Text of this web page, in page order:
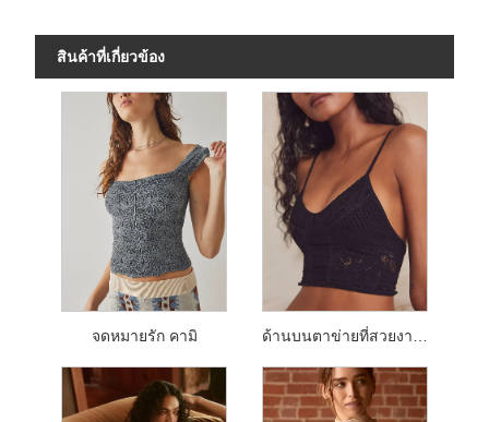
สินค้าที่เกี่ยวข้อง
จดหมายรัก คามิ ด้านบนตาข่ายที่สวยงามไร้รอยต่อ